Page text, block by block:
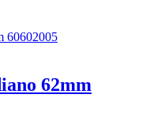
62mm